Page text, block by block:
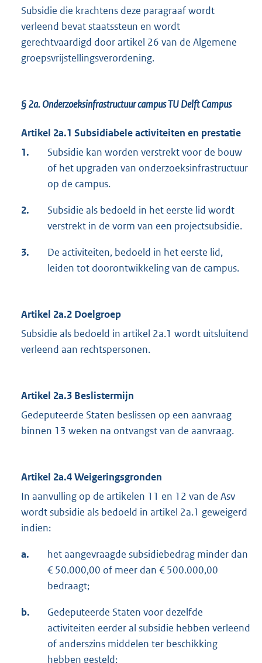
Subsidie die krachtens deze paragraaf wordt
verleend bevat staatssteun en wordt
gerechtvaardigd door artikel 26 van de Algemene
groepsvrijstellingsverordening.
§ 2a.Onderzoeksinfrastructuur campus TU Delft Campus
Artikel 2a.1 Subsidiabele activiteiten en prestatie
1.
Subsidie kan worden verstrekt voor de bouw
of het upgraden van onderzoeksinfrastructuur
op de campus.
2.
Subsidie als bedoeld in het eerste lid wordt
verstrekt in de vorm van een projectsubsidie.
3.
De activiteiten, bedoeld in het eerste lid,
leiden tot doorontwikkeling van de campus.
Artikel 2a.2 Doelgroep
Subsidie als bedoeld in artikel 2a.1 wordt uitsluitend
verleend aan rechtspersonen.
Artikel 2a.3 Beslistermijn
Gedeputeerde Staten beslissen op een aanvraag
binnen 13 weken na ontvangst van de aanvraag.
Artikel 2a.4 Weigeringsgronden
In aanvulling op de artikelen 11 en 12 van de Asv
wordt subsidie als bedoeld in artikel 2a.1 geweigerd
indien:
a.
het aangevraagde subsidiebedrag minder dan
€ 50.000,00 of meer dan € 500.000,00
bedraagt;
b.
Gedeputeerde Staten voor dezelfde
activiteiten eerder al subsidie hebben verleend
of anderszins middelen ter beschikking
hebben gesteld;